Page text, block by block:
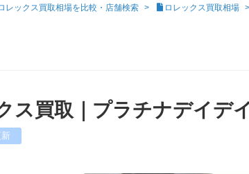
レックス買取相場を比較・店舗検索 ロレックス買取相場
ス買取｜プラチナデイデ